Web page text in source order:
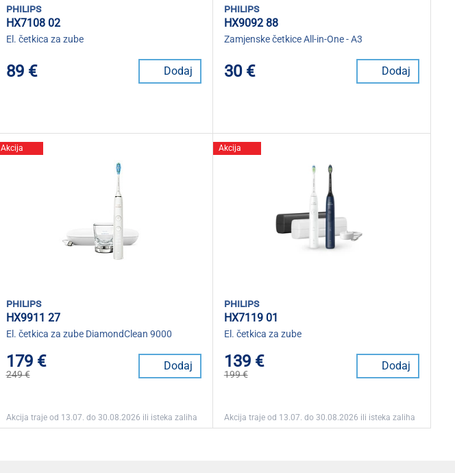
philips
HX7108 02
El. četkica za zube
89 € Dodaj
philips
HX9092 88
Zamjenske četkice All-in-One - A3
30 € Dodaj
Akcija
philips
HX9911 27
El. četkica za zube DiamondClean 9000
179 €
249 €
Dodaj
Akcija traje od 13.07. do 30.08.2026 ili isteka zaliha
Akcija
philips
HX7119 01
El. četkica za zube
139 €
199 €
Dodaj
Akcija traje od 13.07. do 30.08.2026 ili isteka zaliha